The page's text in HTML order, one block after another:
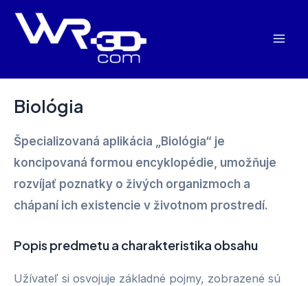
Preskočiť
Biológia
Špecializovaná aplikácia „Biológia“ je
koncipovaná formou encyklopédie, umožňuje
rozvíjať poznatky o živých organizmoch a
chápaní ich existencie v životnom prostredí.
Popis predmetu a charakteristika obsahu
Užívateľ si osvojuje základné pojmy, zobrazené sú